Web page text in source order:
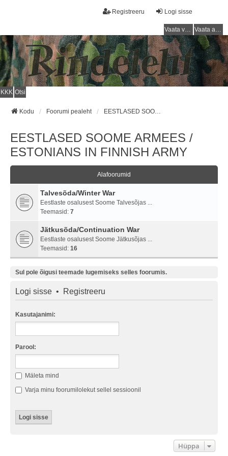
Logi sisse
Registreeru
Vaata vastamata teemasi Vaata aktiivseid teemasid
KKK Otsi
Kodu Foorumi pealeht EESTLASED SOOME ARMEES / ESTONIANS IN FINNISH ARMY
EESTLASED SOOME ARMEES /
ESTONIANS IN FINNISH ARMY
Alafoorumid
Talvesõda/Winter War
Eestlaste osalusest Soome Talvesõjas ...
Teemasid: 7
Jätkusõda/Continuation War
Eestlaste osalusest Soome Jätkusõjas ...
Teemasid: 16
Sul pole õigusi teemade lugemiseks selles foorumis.
Logi sisse • Registreeru
Kasutajanimi:
Parool:
Mäleta mind
Varja minu foorumilolekut sellel sessioonil
Hüppa